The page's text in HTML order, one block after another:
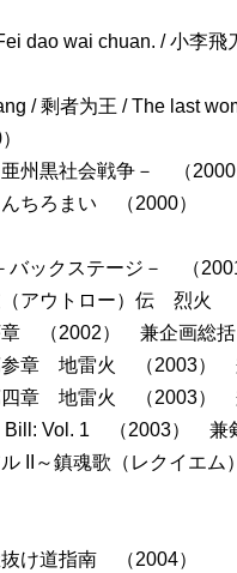
dao wai chuan. / 小李飛
/ 剩者为王 / The last
）
州黒社会戦争－ （
ちろまい （2000）
バックステージ－ （
（アウトロー）伝 烈火
（2002） 兼企画総括
章 地雷火 （2003）
章 地雷火 （2003）
Bill: Vol. 1 （2003） 兼
II～鎮魂歌（レクイエ
け道指南 （2004）